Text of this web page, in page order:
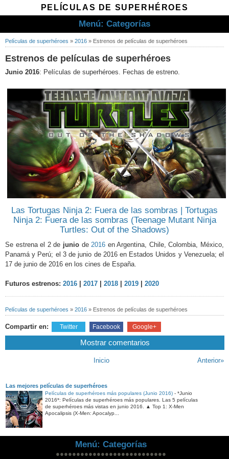
PELÍCULAS DE SUPERHÉROES
Menú: Categorías
Películas de superhéroes » 2016 » Estrenos de películas de superhéroes
Estrenos de películas de superhéroes
Junio 2016: Películas de superhéroes. Fechas de estreno.
Las Tortugas Ninja 2: Fuera de las sombras | Tortugas
Ninja 2: Fuera de las sombras (Teenage Mutant Ninja
Turtles: Out of the Shadows)
Se estrena el 2 de juniode2016 en Argentina, Chile, Colombia, México,
Panamá y Perú; el 3 de junio de 2016 en Estados Unidos y Venezuela; el
17 de junio de 2016 en los cines de España.
Futuros estrenos: 2016 2017 2018 2019 2020
Películas de superhéroes » 2016 » Estrenos de películas de superhéroes
Compartir en: Twitter Facebook Google+
Mostrar comentarios
Anterior»
Inicio
Las mejores películas de superhéroes
Películas de superhéroes más populares (Junio 2016) - *Junio
2016*: Películas de superhéroes más populares. Las 5 películas
de superhéroes más vistas en junio 2016. ▲ Top 1: X-Men
Apocalipsis (X-Men: Apocalyp...
Menú: Categorías
●●●●●●●●●●●●●●●●●●●●●●●●●●●